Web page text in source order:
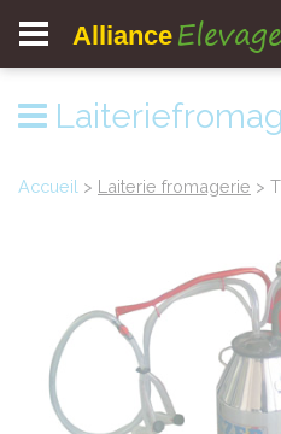
Alliance Elevage
Accueil > Laiterie fromagerie >